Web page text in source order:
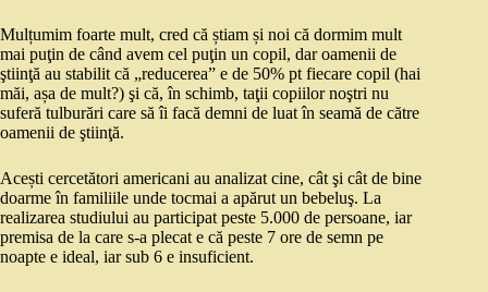
Mulțumim foarte mult, cred că știam și noi că dormim mult
mai puţin de când avem cel puţin un copil, dar oamenii de
ştiinţă au stabilit că „reducerea” e de 50% pt fiecare copil (hai
măi, așa de mult?) şi că, în schimb, taţii copiilor noştri nu
suferă tulburări care să îi facă demni de luat în seamă de către
oamenii de ştiinţă.
Acești cercetători americani au analizat cine, cât şi cât de bine
doarme în familiile unde tocmai a apărut un bebeluş. La
realizarea studiului au participat peste 5.000 de persoane, iar
premisa de la care s-a plecat e că peste 7 ore de semn pe
noapte e ideal, iar sub 6 e insuficient.